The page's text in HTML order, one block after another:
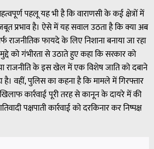
पहलू यह भी है कि वाराणसी के कई क्षेत्रों में
प्रभाव है। ऐसे में यह सवाल उठता है कि क्या अब
राजनीतिक फायदे के लिए निशाना बनाया जा रहा
को गंभीरता से उठाते हुए कहा कि सरकार को
राजनीति के इस खेल में एक विशेष जाति को दबाने
है। वहीं, पुलिस का कहना है कि मामले में गिरफ्तार
कार्रवाई पूरी तरह से कानून के दायरे में की
पक्षपाती कार्रवाई को दरकिनार कर निष्पक्ष